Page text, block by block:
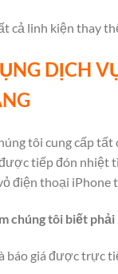
cả linh kiện thay
DỊCH
tôi cung cấp tất
tiếp đón nhiệt
điện thoại
chúng tôi biết
báo giá được trực